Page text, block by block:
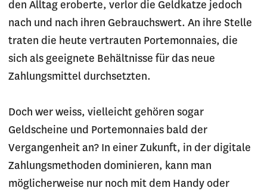
den Alltag eroberte, verlor die Geldkatze jedoch
nach und nach ihren Gebrauchswert. An ihre Stelle
traten die heute vertrauten Portemonnaies, die
sich als geeignete Behältnisse für das neue
Zahlungsmittel durchsetzten.
Doch wer weiss, vielleicht gehören sogar
Geldscheine und Portemonnaies bald der
Vergangenheit an? In einer Zukunft, in der digitale
Zahlungsmethoden dominieren, kann man
möglicherweise nur noch mit dem Handy oder